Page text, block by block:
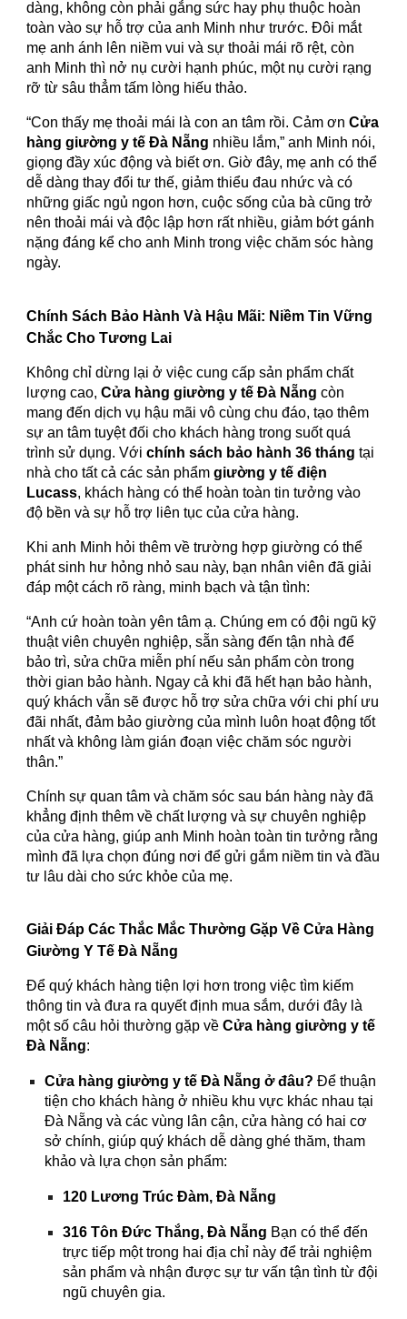
dàng, không còn phải gắng sức hay phụ thuộc hoàn
toàn vào sự hỗ trợ của anh Minh như trước. Đôi mắt
mẹ anh ánh lên niềm vui và sự thoải mái rõ rệt, còn
anh Minh thì nở nụ cười hạnh phúc, một nụ cười rạng
rỡ từ sâu thẳm tấm lòng hiếu thảo.
“Con thấy mẹ thoải mái là con an tâm rồi. Cảm ơnCửa
hàng giường y tế Đà Nẵng nhiều lắm,” anh Minh nói,
giọng đầy xúc động và biết ơn. Giờ đây, mẹ anh có thể
dễ dàng thay đổi tư thế, giảm thiểu đau nhức và có
những giấc ngủ ngon hơn, cuộc sống của bà cũng trở
nên thoải mái và độc lập hơn rất nhiều, giảm bớt gánh
nặng đáng kể cho anh Minh trong việc chăm sóc hàng
ngày.
Chính Sách Bảo Hành Và Hậu Mãi: Niềm Tin Vững
Chắc Cho Tương Lai
Không chỉ dừng lại ở việc cung cấp sản phẩm chất
lượng cao,Cửa hàng giường y tế Đà Nẵng còn
mang đến dịch vụ hậu mãi vô cùng chu đáo, tạo thêm
sự an tâm tuyệt đối cho khách hàng trong suốt quá
trình sử dụng. Vớichính sách bảo hành 36 tháng tại
nhà cho tất cả các sản phẩmgiường y tế điện
Lucass, khách hàng có thể hoàn toàn tin tưởng vào
độ bền và sự hỗ trợ liên tục của cửa hàng.
Khi anh Minh hỏi thêm về trường hợp giường có thể
phát sinh hư hỏng nhỏ sau này, bạn nhân viên đã giải
đáp một cách rõ ràng, minh bạch và tận tình:
“Anh cứ hoàn toàn yên tâm ạ. Chúng em có đội ngũ kỹ
thuật viên chuyên nghiệp, sẵn sàng đến tận nhà để
bảo trì, sửa chữa miễn phí nếu sản phẩm còn trong
thời gian bảo hành. Ngay cả khi đã hết hạn bảo hành,
quý khách vẫn sẽ được hỗ trợ sửa chữa với chi phí ưu
đãi nhất, đảm bảo giường của mình luôn hoạt động tốt
nhất và không làm gián đoạn việc chăm sóc người
thân.”
Chính sự quan tâm và chăm sóc sau bán hàng này đã
khẳng định thêm về chất lượng và sự chuyên nghiệp
của cửa hàng, giúp anh Minh hoàn toàn tin tưởng rằng
mình đã lựa chọn đúng nơi để gửi gắm niềm tin và đầu
tư lâu dài cho sức khỏe của mẹ.
Giải Đáp Các Thắc Mắc Thường Gặp Về Cửa Hàng
Giường Y Tế Đà Nẵng
Để quý khách hàng tiện lợi hơn trong việc tìm kiếm
thông tin và đưa ra quyết định mua sắm, dưới đây là
một số câu hỏi thường gặp vềCửa hàng giường y tế
Đà Nẵng:
Cửa hàng giường y tế Đà Nẵng ở đâu? Để thuận
tiện cho khách hàng ở nhiều khu vực khác nhau tại
Đà Nẵng và các vùng lân cận, cửa hàng có hai cơ
sở chính, giúp quý khách dễ dàng ghé thăm, tham
khảo và lựa chọn sản phẩm:
120 Lương Trúc Đàm, Đà Nẵng
316 Tôn Đức Thắng, Đà Nẵng Bạn có thể đến
trực tiếp một trong hai địa chỉ này để trải nghiệm
sản phẩm và nhận được sự tư vấn tận tình từ đội
ngũ chuyên gia.